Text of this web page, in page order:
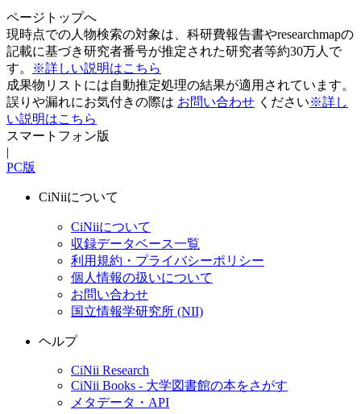
ページトップへ
現時点での人物検索の対象は、科研費報告書やresearchmapの
記載に基づき研究者番号が推定された研究者等約30万人で
す。
※詳しい説明はこちら
成果物リストには自動推定処理の結果が適用されています。
誤りや漏れにお気付きの際は お問い合わせ ください※詳し
い説明はこちら
スマートフォン版
|
PC版
CiNiiについて
CiNiiについて
収録データベース一覧
利用規約・プライバシーポリシー
個人情報の扱いについて
お問い合わせ
国立情報学研究所 (NII)
ヘルプ
CiNii Research
CiNii Books - 大学図書館の本をさがす
メタデータ・API